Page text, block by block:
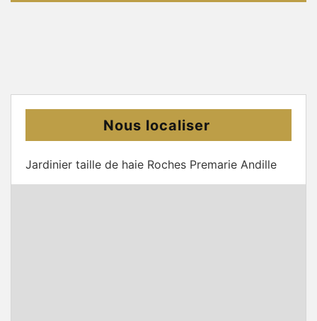
Nous localiser
Jardinier taille de haie Roches Premarie Andille